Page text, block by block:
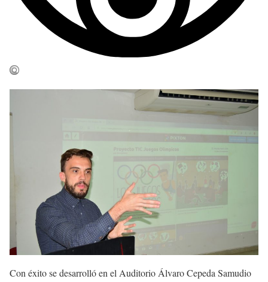
Con éxito se desarrolló en el Auditorio Álvaro Cepeda Samudio